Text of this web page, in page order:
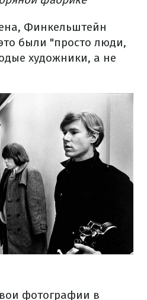
Финкельштейн
были "просто люди,
художники, а не
фотографии в